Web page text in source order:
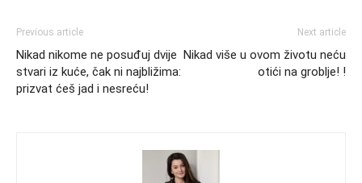
Previous article
Nikad nikome ne posuđuj dvije
stvari iz kuće, čak ni najbližima:
prizvat ćeš jad i nesreću!
Next article
Nikad više u ovom životu neću
otići na groblje! !